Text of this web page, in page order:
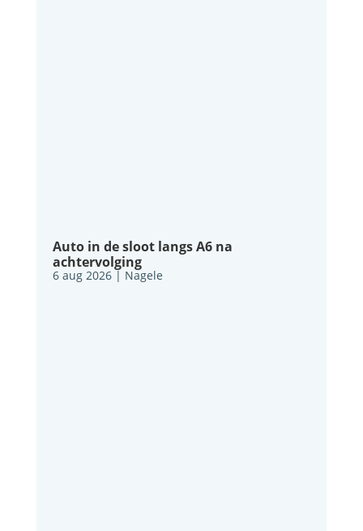
Auto in de sloot langs A6 na
achtervolging
6 aug 2026| Nagele